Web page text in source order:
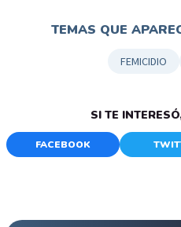
TEMAS QUE
FEMICIDIO
SI TE
FACEBOOK